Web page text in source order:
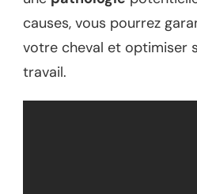
causes, vous pourrez
votre cheval et optimiser
travail.